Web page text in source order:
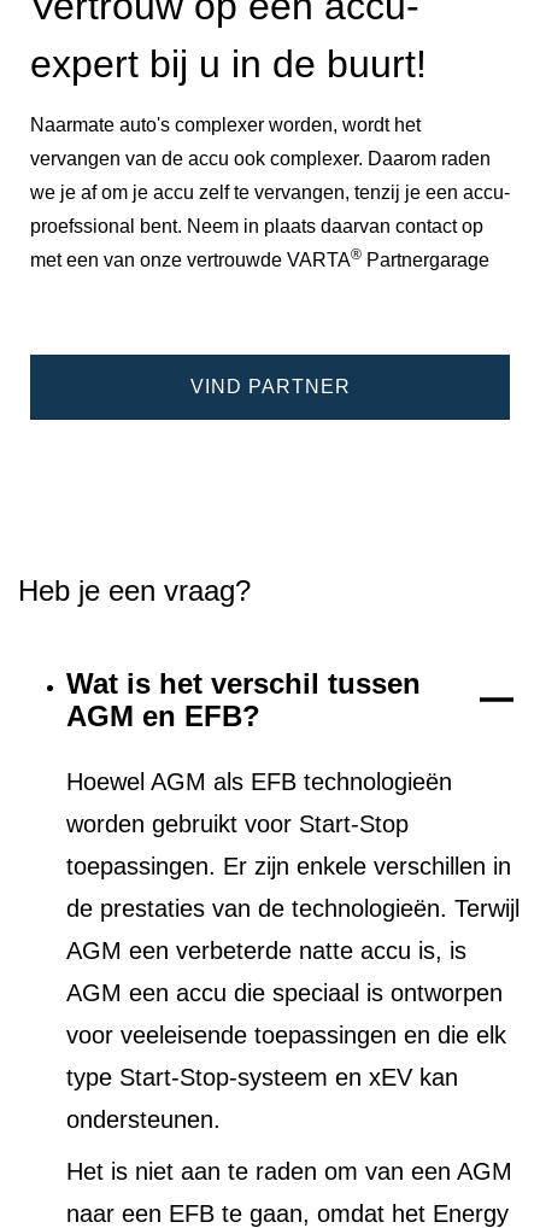
expert bij u in de buurt!
Naarmate auto's complexer worden, wordt het
vervangen van de accu ook complexer. Daarom raden
we je af om je accu zelf te vervangen, tenzij je een accu-
proefssional bent. Neem in plaats daarvan contact op
met een van onze vertrouwde VARTA® Partnergarage
VIND PARTNER
Heb je een vraag?
Wat is het verschil tussen
AGM en EFB?
Hoewel AGM als EFB technologieën
worden gebruikt voor Start-Stop
toepassingen. Er zijn enkele verschillen in
de prestaties van de technologieën. Terwijl
AGM een verbeterde natte accu is, is
AGM een accu die speciaal is ontworpen
voor veeleisende toepassingen en die elk
type Start-Stop-systeem en xEV kan
ondersteunen.
Het is niet aan te raden om van een AGM
naar een EFB te gaan, omdat het Energy